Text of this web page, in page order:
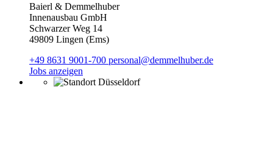
Baierl & Demmelhuber
Innenausbau GmbH
Schwarzer Weg 14
49809 Lingen (Ems)
+49 8631 9001-700 personal@demmelhuber.de
Jobs anzeigen